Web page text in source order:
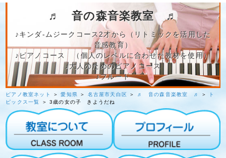
♬ 音の森音楽教室 ♬
♪キンダ‐ムジークコース2才から（リトミックを活用した
音感教育）
♪ピアノコース （個人のレベルに合わせた教材を使用）
♪大人のためのピアノコース
♪フルート
ピアノ教室ネット ＞愛知県 ＞ 名古屋市天白区 ＞ ♬ 音の森音楽教室 ♬ ＞
ト
ピックス一覧
＞ 3歳の女の子 きようだね